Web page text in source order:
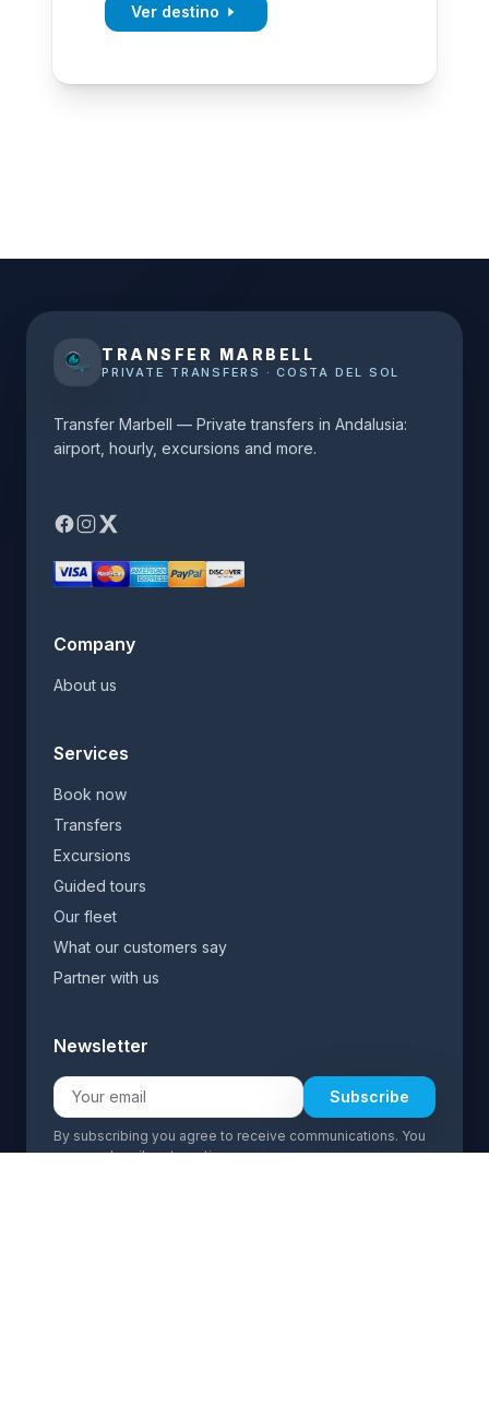
Ver destino
TRANSFER MARBELL
PRIVATE TRANSFERS · COSTA DEL SOL
Transfer Marbell — Private transfers in Andalusia:
airport, hourly, excursions and more.
Company
About us
Services
Book now
Transfers
Excursions
Guided tours
Our fleet
What our customers say
Partner with us
Newsletter
Subscribe
By subscribing you agree to receive communications. You
can unsubscribe at any time.